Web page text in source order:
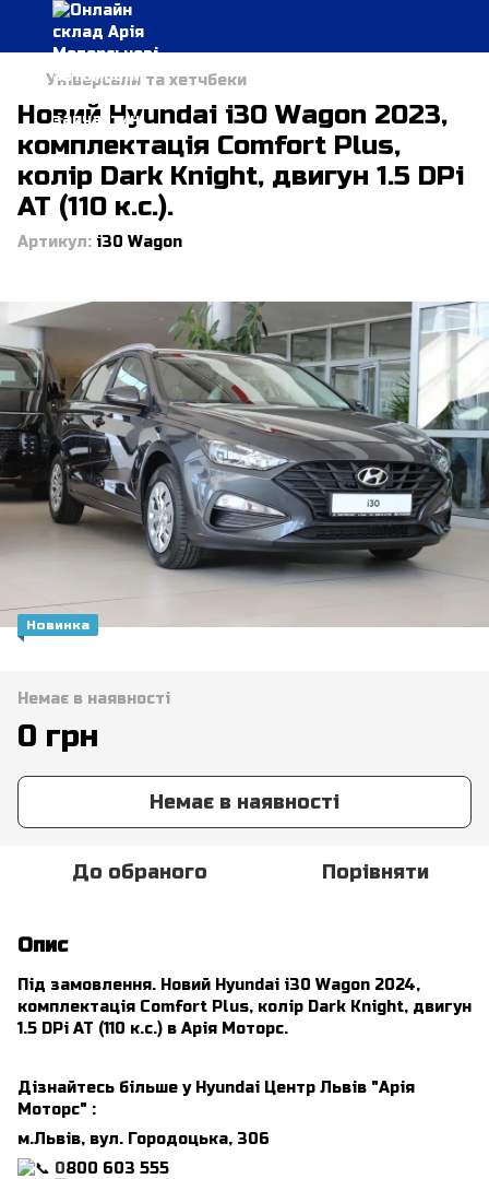
Універсали та хетчбеки
Новий Hyundai i30 Wagon 2023,
комплектація Comfort Plus,
колір Dark Knight, двигун 1.5 DPi
AT (110 к.с.).
Артикул: i30 Wagon
Новинка
Немає в наявності
0 грн
Немає в наявності
До обраного Порівняти
Опис
Під замовлення. Новий Hyundai i30 Wagon 2024,
комплектація Comfort Plus, колір Dark Knight, двигун
1.5 DPi AT (110 к.с.) в Арія Моторс.
Дізнайтесь більше у Hyundai Центр Львів "Арія
Моторс" :
м.Львів, вул. Городоцька, 306
0800 603 555